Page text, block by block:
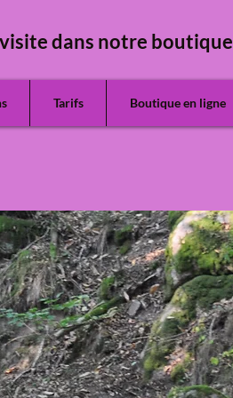
dans notre boutique
Tarifs Boutique en ligne